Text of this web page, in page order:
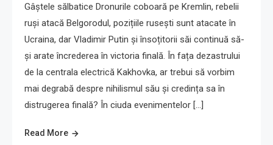
Gâștele sălbatice Dronurile coboară pe Kremlin, rebelii
ruși atacă Belgorodul, pozițiile rusești sunt atacate în
Ucraina, dar Vladimir Putin și însoțitorii săi continuă să-
și arate încrederea în victoria finală. În fața dezastrului
de la centrala electrică Kakhovka, ar trebui să vorbim
mai degrabă despre nihilismul său și credința sa în
distrugerea finală? În ciuda evenimentelor […]
Read More